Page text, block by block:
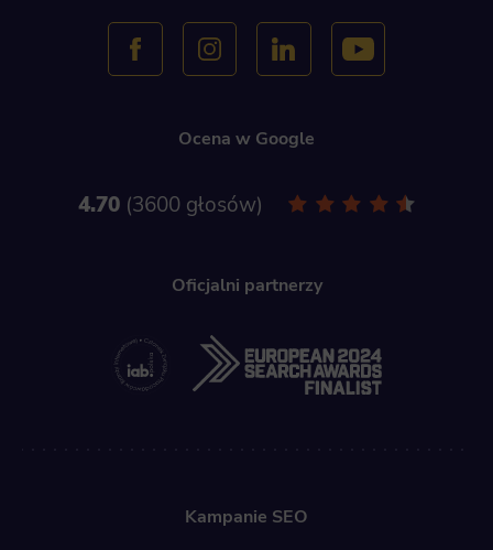
Ocena w Google
4.70 3600 głosów
Oficjalni partnerzy
Kampanie SEO